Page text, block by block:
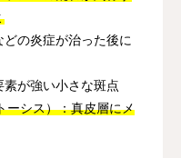
の炎症が治った後に
が強い小さな斑点
ーシス）：真皮層にメ